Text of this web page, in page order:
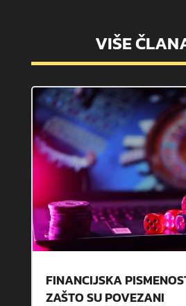
VIŠE
FINANCIJSKA
ZAŠTO SU POVEZANI